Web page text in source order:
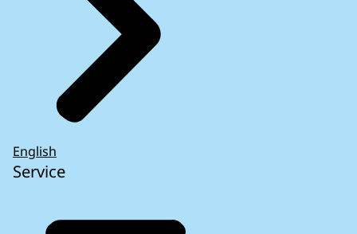
English
Service